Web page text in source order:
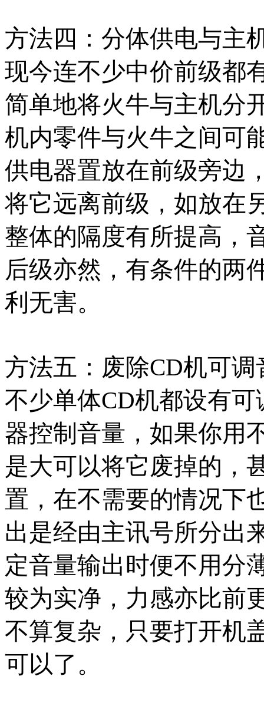
方法四：分体供电与主
现今连不少中价前级都
简单地将火牛与主机分
机内零件与火牛之间可
供电器置放在前级旁边
将它远离前级，如放在
整体的隔度有所提高，
后级亦然，有条件的两
利无害。
方法五：废除CD机可调
不少单体CD机都设有
器控制音量，如果你用
是大可以将它废掉的，
置，在不需要的情况下
出是经由主讯号所分出
定音量输出时便不用分
较为实净，力感亦比前
不算复杂，只要打开机
可以了。